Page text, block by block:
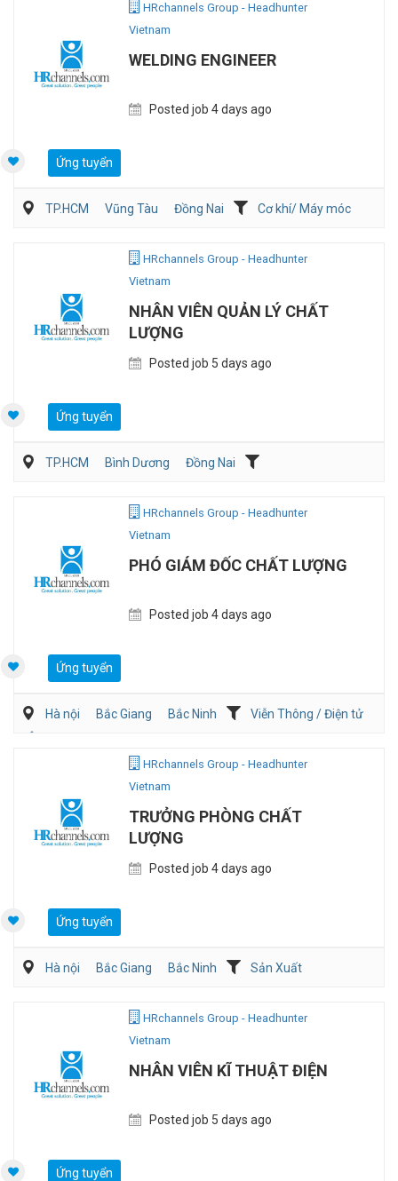
HRchannels Group - Headhunter
Vietnam
WELDING ENGINEER
Posted job 4 days ago
Ứng tuyển
TP.HCM Vũng Tàu Đồng Nai
Cơ khí/ Máy móc
HRchannels Group - Headhunter
Vietnam
NHÂN VIÊN QUẢN LÝ CHẤT
LƯỢNG
Posted job 5 days ago
Ứng tuyển
TP.HCM Bình Dương
Đồng Nai
HRchannels Group - Headhunter
Vietnam
PHÓ GIÁM ĐỐC CHẤT LƯỢNG
Posted job 4 days ago
Ứng tuyển
Hà nội Bắc Giang Bắc Ninh
Viễn Thông / Điện tử
HRchannels Group - Headhunter
Vietnam
TRƯỞNG PHÒNG CHẤT
LƯỢNG
Posted job 4 days ago
Ứng tuyển
Hà nội Bắc Giang Bắc Ninh
Sản Xuất
HRchannels Group - Headhunter
Vietnam
NHÂN VIÊN KĨ THUẬT ĐIỆN
Posted job 5 days ago
Ứng tuyển